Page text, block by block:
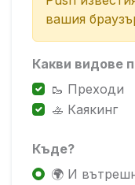
вашия
Какви видове
🥾 Преходи
🚣 Каякинг
Къде?
🌍 И